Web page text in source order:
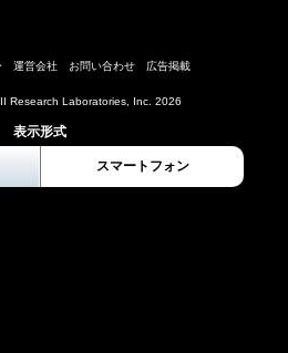
運営会社 お問い合わせ 広告掲載
Research Laboratories, Inc. 2026
表示形式
スマートフォン